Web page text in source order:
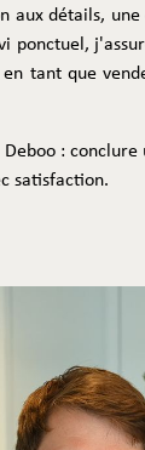
aux détails,
ponctuel,
tant que
:
satisfaction.